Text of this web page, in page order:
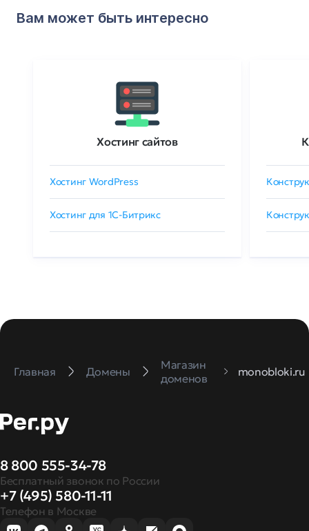
Вам может быть интересно
Хостинг сайтов
Хостинг WordPress
Хостинг для 1C-Битрикс
Главная Домены
Магазин
доменов
monobloki.ru
8 800 555-34-78
Бесплатный звонок по России
+7 (495) 580-11-11
Телефон в Москве